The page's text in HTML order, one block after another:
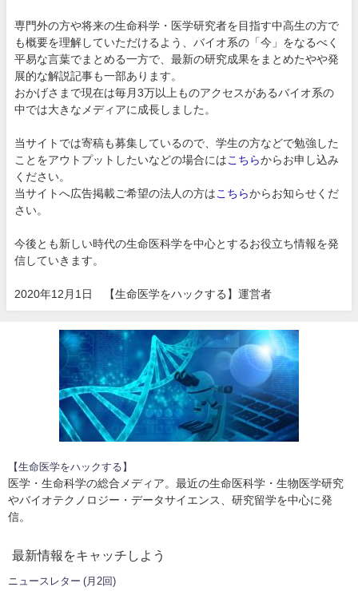
専門外の方や将来の生命科学・医学研究者を目指す中高生の方で
も概要を理解していただけるよう、バイオ系の「今」をなるべく
平易な言葉でまとめる一方で、最新の研究成果をまとめたやや発
展的な解説記事も一部あります。
おかげさまで現在は毎月3万以上ものアクセスがあるバイオ系の
中では大きなメディアに成長しました。
当サイトでは寄稿も募集しているので、学生の方などで勉強した
ことをアウトプットしたいなどの場合には こちらからお申し込み
ください。
当サイトへ広告掲載ご希望の法人の方は こちらからお知らせくだ
さい。
今後とも新しい時代の生命医科学を中心とするお役立ち情報を発
信していきます。
2020年12月1日 【生命医学をハックする】運営者
【生命医学をハックする】
医学・生命科学の総合メディア。最近の生命医科学・生物医学研究
やバイオテクノロジー・データサイエンス、研究留学を中心に発
信。
最新情報をキャッチしよう
ニュースレター (月2回)